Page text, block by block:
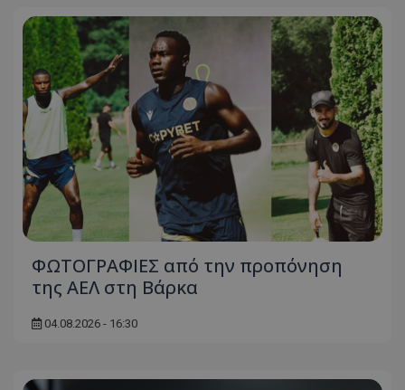
ΦΩΤΟΓΡΑΦΙΕΣ από την προπόνηση
της ΑΕΛ στη Βάρκα
04.08.2026 - 16:30